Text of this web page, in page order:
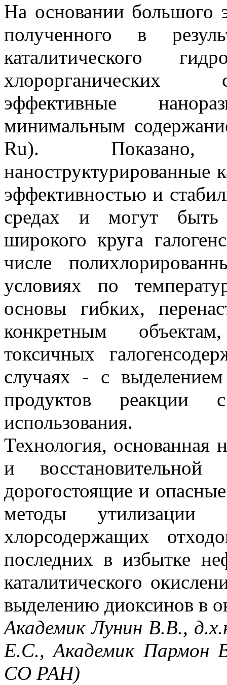
На основании большого
полученного в
каталитического
хлорорганических
эффективные
минимальным
Ru). Показано,
наноструктурированные
эффективностью и
средах и могут быть
широкого круга
числе
условиях по
основы гибких,
конкретным
токсичных
случаях - с выделением
продуктов
использования.
Технология, основанная
и восстановительной
дорогостоящие и
методы утилизации
хлорсодержащих
последних в избытке
каталитического
выделению диоксинов в
Академик Лунин В.В.,
Е.С., Академик Пармон
СО РАН)